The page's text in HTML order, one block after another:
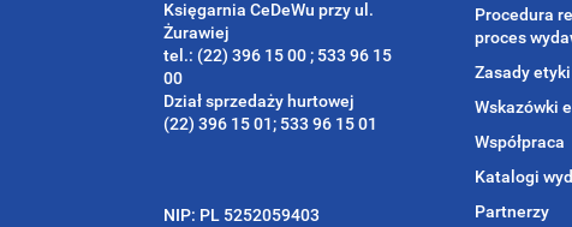
Księgarnia CeDeWu przy ul.
Żurawiej
tel.: (22) 396 15 00 ; 533 96 15
00
Dział sprzedaży hurtowej
(22) 396 15 01; 533 96 15 01
NIP: PL 5252059403
Procedura
proces
Zasady
Wskazówki
Współpraca
Katalogi
Partnerzy